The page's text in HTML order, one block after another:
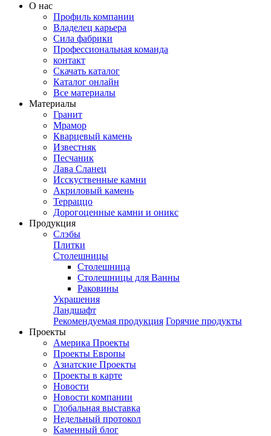
О нас
Профиль компании
Владелец карьера
Сила фабрики
Профессиональная команда
контакт
Скачать каталог
Каталог онлайн
Все материалы
Материалы
Гранит
Мрамор
Кварцевый камень
Известняк
Песчаник
Лава Сланец
Исскуственные камни
Акриловый камень
Терраццо
Дорогоценные камни и оникс
Продукция
Слэбы
Плитки
Столешницы
Столешница
Столешницы для Ванны
Раковины
Украшения
Ландшафт
Рекомендуемая продукция Горячие продукты
Проекты
Америка Проекты
Проекты Европы
Азиатские Проекты
Проекты в карте
Новости
Новости компании
Глобальная выставка
Недельный протокол
Каменный блог